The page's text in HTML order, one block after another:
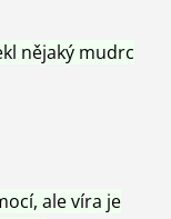
nějaký mudrc
ale víra je